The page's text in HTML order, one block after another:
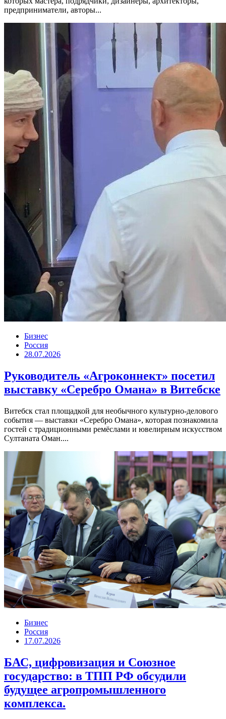
предприниматели, авторы...
Бизнес
Россия
28.07.2026
Руководитель «Агроконнект» посетил
выставку «Серебро Омана» в Витебске
Витебск стал площадкой для необычного культурно-делового
события — выставки «Серебро Омана», которая познакомила
гостей с традиционными ремёслами и ювелирным искусством
Султаната Оман....
Бизнес
Россия
17.07.2026
БАС, цифровизация и Союзное
государство: в ТПП РФ обсудили
будущее агропромышленного
комплекса.